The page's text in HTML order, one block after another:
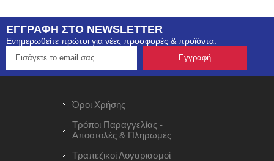
ΕΓΓΡΑΦΗ ΣΤΟ NEWSLETTER
Ενημερωθείτε πρώτοι για νέες προσφορές & προϊόντα.
Όροι Χρήσης
Τρόποι Παραγγελίας -
Αποστολές & Πληρωμές
Τραπεζικοί Λογαριασμοί